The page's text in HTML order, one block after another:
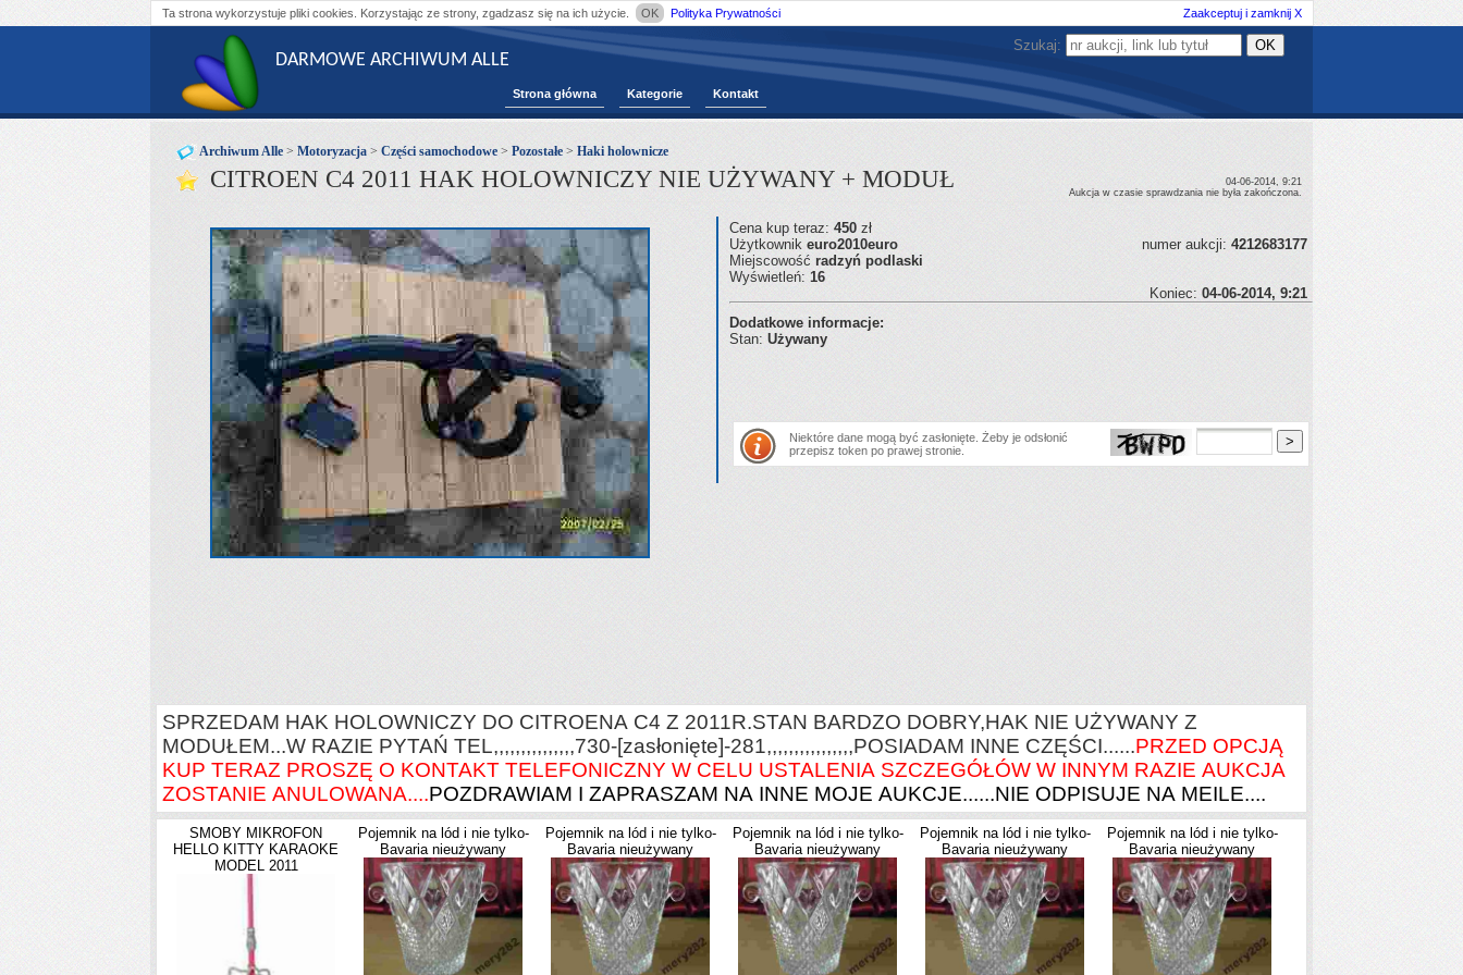
Ta strona wykorzystuje pliki cookies. Korzystając ze strony, zgadzasz się na ich użycie. OK Polityka Prywatności Zaakceptuj i zamknij X
DARMOWE ARCHIWUM ALLE
Strona główna Kategorie Kontakt
Szukaj:
Archiwum Alle > Motoryzacja > Części samochodowe > Pozostałe > Haki holownicze
CITROEN C4 2011 HAK HOLOWNICZY NIE UŻYWANY + MODUŁ
04-06-2014, 9:21
Aukcja w czasie sprawdzania nie była zakończona.
Cena kup teraz: 450 zł
Użytkownik euro2010euro numer aukcji: 4212683177
Miejscowość radzyń podlaski
Wyświetleń: 16
Koniec: 04-06-2014, 9:21
Dodatkowe informacje:
Stan: Używany
Niektóre dane mogą być zasłonięte. Żeby je odsłonić
przepisz token po prawej stronie.
SPRZEDAM HAK HOLOWNICZY DO CITROENA C4 Z 2011R.STAN BARDZO DOBRY,HAK NIE UŻYWANY Z
MODUŁEM...W RAZIE PYTAŃ TEL,,,,,,,,,,,,,,,730-[zasłonięte]-281,,,,,,,,,,,,,,,,POSIADAM INNE CZĘŚCI......PRZED OPCJĄ
KUP TERAZ PROSZĘ O KONTAKT TELEFONICZNY W CELU USTALENIA SZCZEGÓŁÓW W INNYM RAZIE AUKCJA
ZOSTANIE ANULOWANA....POZDRAWIAM I ZAPRASZAM NA INNE MOJE AUKCJE......NIE ODPISUJE NA MEILE....
SMOBY MIKROFON
HELLO KITTY KARAOKE
MODEL 2011
Pojemnik na lód i nie tylko-
Bavaria nieużywany
Pojemnik na lód i nie tylko-
Bavaria nieużywany
Pojemnik na lód i nie tylko-
Bavaria nieużywany
Pojemnik na lód i nie tylko-
Bavaria nieużywany
Pojemnik na lód i nie tylko-
Bavaria nieużywany